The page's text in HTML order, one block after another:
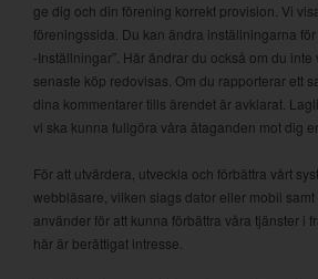
ge dig och din förening korrekt provision. Vi
föreningssida. Du kan ändra inställningarna
-Inställningar”. Här ändrar du också om du
senaste köp redovisas. Om du rapporterar ett
dina kommentarer tills ärendet är avklarat.
vi ska kunna fullgöra våra åtaganden mot dig
För att utvärdera, utveckla och förbättra vårt
webbläsare, vilken slags dator eller mobil
använder för att kunna förbättra våra tjänster i
här är berättigat intresse.